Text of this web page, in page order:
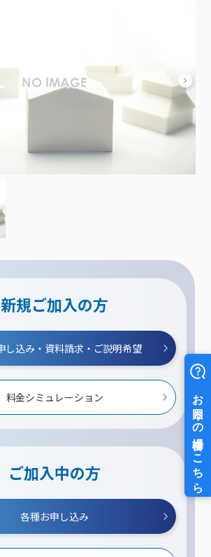
新規ご加入の方
し込み・資料請求・ご説明希望
料金シミュレーション
ご加入中の方
各種お申し込み